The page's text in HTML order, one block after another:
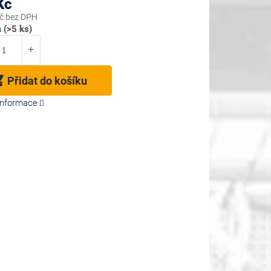
bez DPH
(>5 ks)
Přidat do košíku